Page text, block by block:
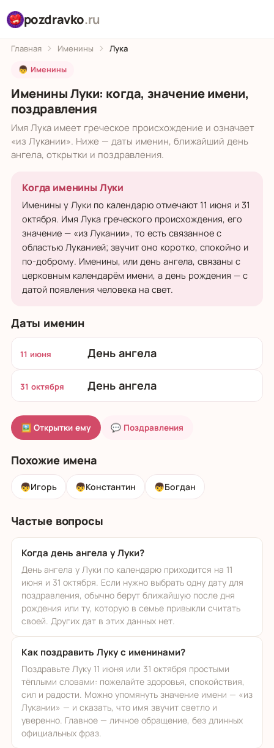
pozdravko.ru
Главная Именины Лука
👦 Именины
Именины Луки: когда, значение имени,
поздравления
Имя Лука имеет греческое происхождение и означает
«из Лукании». Ниже — даты именин, ближайший день
ангела, открытки и поздравления.
Когда именины Луки
Именины у Луки по календарю отмечают 11 июня и 31
октября. Имя Лука греческого происхождения, его
значение — «из Лукании», то есть связанное с
областью Луканией; звучит оно коротко, спокойно и
по-доброму. Именины, или день ангела, связаны с
церковным календарём имени, а день рождения — с
датой появления человека на свет.
Даты именин
11 июня День ангела
31 октября День ангела
🖼 Открытки ему 💬 Поздравления
Похожие имена
👦Игорь 👦Константин 👦Богдан
Частые вопросы
Когда день ангела у Луки?
День ангела у Луки по календарю приходится на 11
июня и 31 октября. Если нужно выбрать одну дату для
поздравления, обычно берут ближайшую после дня
рождения или ту, которую в семье привыкли считать
своей. Других дат в этих данных нет.
Как поздравить Луку с именинами?
Поздравьте Луку 11 июня или 31 октября простыми
тёплыми словами: пожелайте здоровья, спокойствия,
сил и радости. Можно упомянуть значение имени — «из
Лукании» — и сказать, что имя звучит светло и
уверенно. Главное — личное обращение, без длинных
официальных фраз.